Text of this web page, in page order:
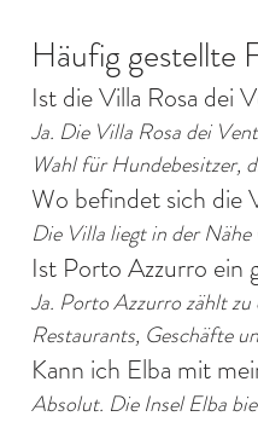
Häufig gestellte
Ist die Villa Rosa dei
Ja. Die Villa Rosa dei
Wahl für Hundebesitzer,
Wo befindet sich die
Die Villa liegt in der
Ist Porto Azzurro
Ja. Porto Azzurro zählt
Restaurants, Geschäfte
Kann ich Elba mit
Absolut. Die Insel Elba